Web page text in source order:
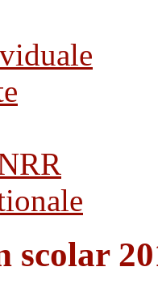
scolar